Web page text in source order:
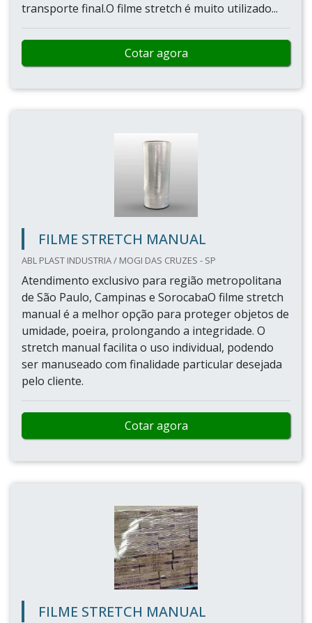
transporte final.O filme stretch é muito utilizado...
Cotar agora
FILME STRETCH MANUAL
ABL PLAST INDUSTRIA / MOGI DAS CRUZES - SP
Atendimento exclusivo para região metropolitana
de São Paulo, Campinas e SorocabaO filme stretch
manual é a melhor opção para proteger objetos de
umidade, poeira, prolongando a integridade. O
stretch manual facilita o uso individual, podendo
ser manuseado com finalidade particular desejada
pelo cliente.
Cotar agora
FILME STRETCH MANUAL